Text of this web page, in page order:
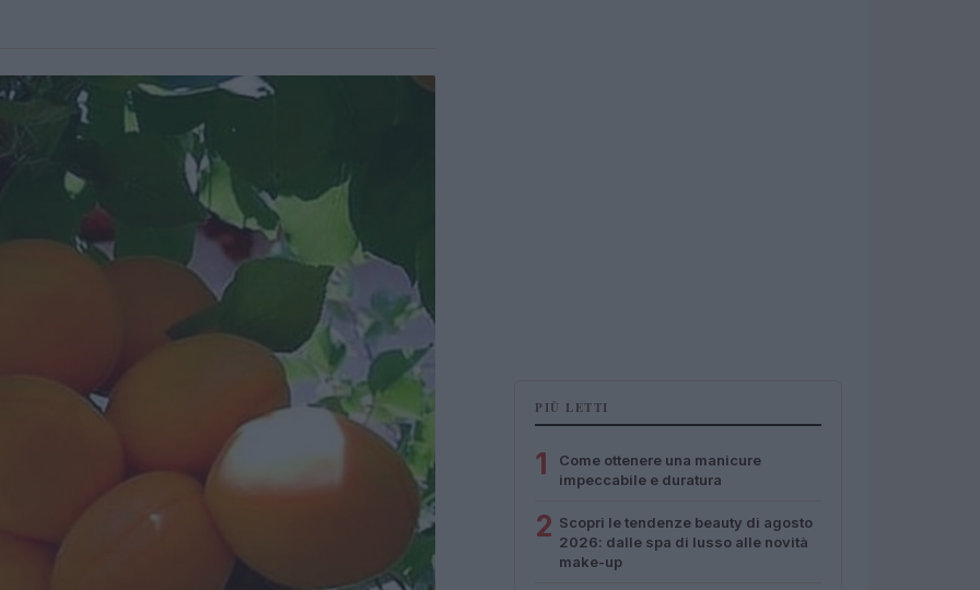
PIÙ LETTI
1
Come ottenere una manicure
impeccabile e duratura
2 Scopri le tendenze beauty di agosto
2026: dalle spa di lusso alle novità
make-up